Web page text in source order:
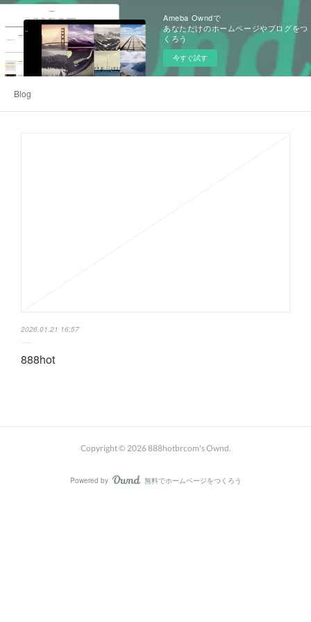
Ameba Owndで
あなただけのホームページやブログをつ
くろう
今すぐ試す
Blog
2026.01.21 16:57
888hot
Copyright © 2026888hotbrcom's Ownd.
Powered by AmebaOwnd
無料でホームページをつくろう